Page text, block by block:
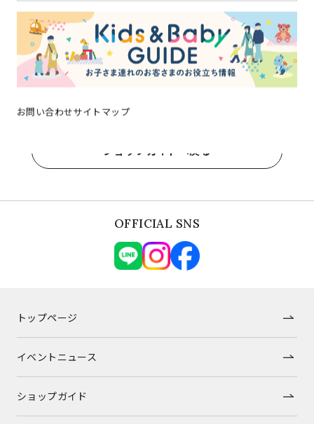
お問い合わせサイトマップ
ショップガイドへ戻る
OFFICIAL SNS
トップページ
イベントニュース
ショップガイド